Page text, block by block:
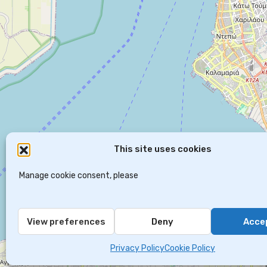
This site uses cookies
Manage cookie consent, please
Deny
View preferences
Cookie Policy
Privacy Policy